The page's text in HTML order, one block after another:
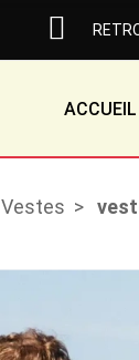
ACCUEIL
Vestes